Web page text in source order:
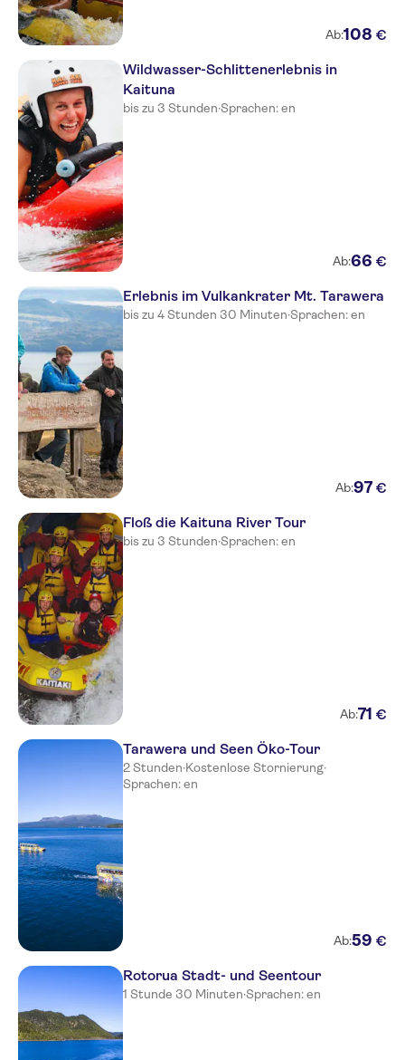
Ab:108 €
Wildwasser-Schlittenerlebnis in
Kaituna
bis zu 3 Stunden·Sprachen: en
Ab:66 €
Erlebnis im Vulkankrater Mt. Tarawera
bis zu 4 Stunden 30 Minuten·Sprachen: en
Ab:97 €
Floß die Kaituna River Tour
bis zu 3 Stunden·Sprachen: en
Ab:71 €
Tarawera und Seen Öko-Tour
2 Stunden·Kostenlose Stornierung·
Sprachen: en
Ab:59 €
Rotorua Stadt- und Seentour
1 Stunde 30 Minuten·Sprachen: en